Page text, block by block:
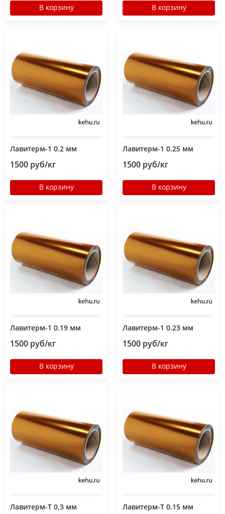
В корзину В корзину
Лавитерм-1 0.2 мм
1500 руб/кг
В корзину
Лавитерм-1 0.25 мм
1500 руб/кг
В корзину
Лавитерм-1 0.19 мм
1500 руб/кг
В корзину
Лавитерм-1 0.23 мм
1500 руб/кг
В корзину
Лавитерм-Т 0,3 мм Лавитерм-Т 0.15 мм